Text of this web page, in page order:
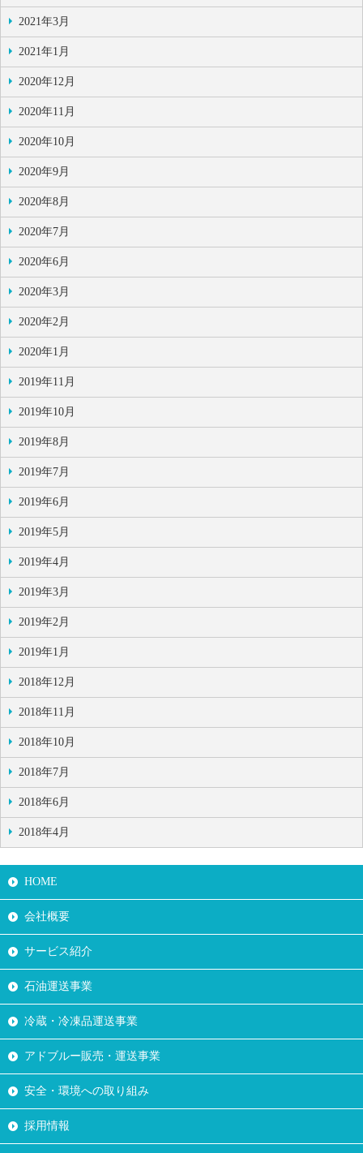
2021年3月
2021年1月
2020年12月
2020年11月
2020年10月
2020年9月
2020年8月
2020年7月
2020年6月
2020年3月
2020年2月
2020年1月
2019年11月
2019年10月
2019年8月
2019年7月
2019年6月
2019年5月
2019年4月
2019年3月
2019年2月
2019年1月
2018年12月
2018年11月
2018年10月
2018年7月
2018年6月
2018年4月
HOME
会社概要
サービス紹介
石油運送事業
冷蔵・冷凍品運送事業
アドブルー販売・運送事業
安全・環境への取り組み
採用情報